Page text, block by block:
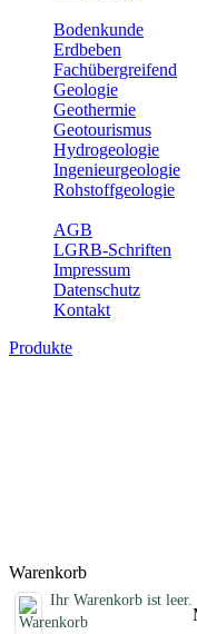
Bodenkunde
Erdbeben
Fachübergreifend
Geologie
Geothermie
Geotourismus
Hydrogeologie
Ingenieurgeologie
Rohstoffgeologie
AGB
LGRB-Schriften
Impressum
Datenschutz
Kontakt
Produkte
Warenkorb
Ihr Warenkorb ist leer.